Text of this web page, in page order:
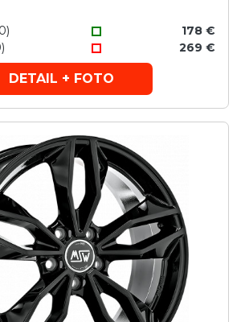
178 €
269 €
DETAIL + FOTO